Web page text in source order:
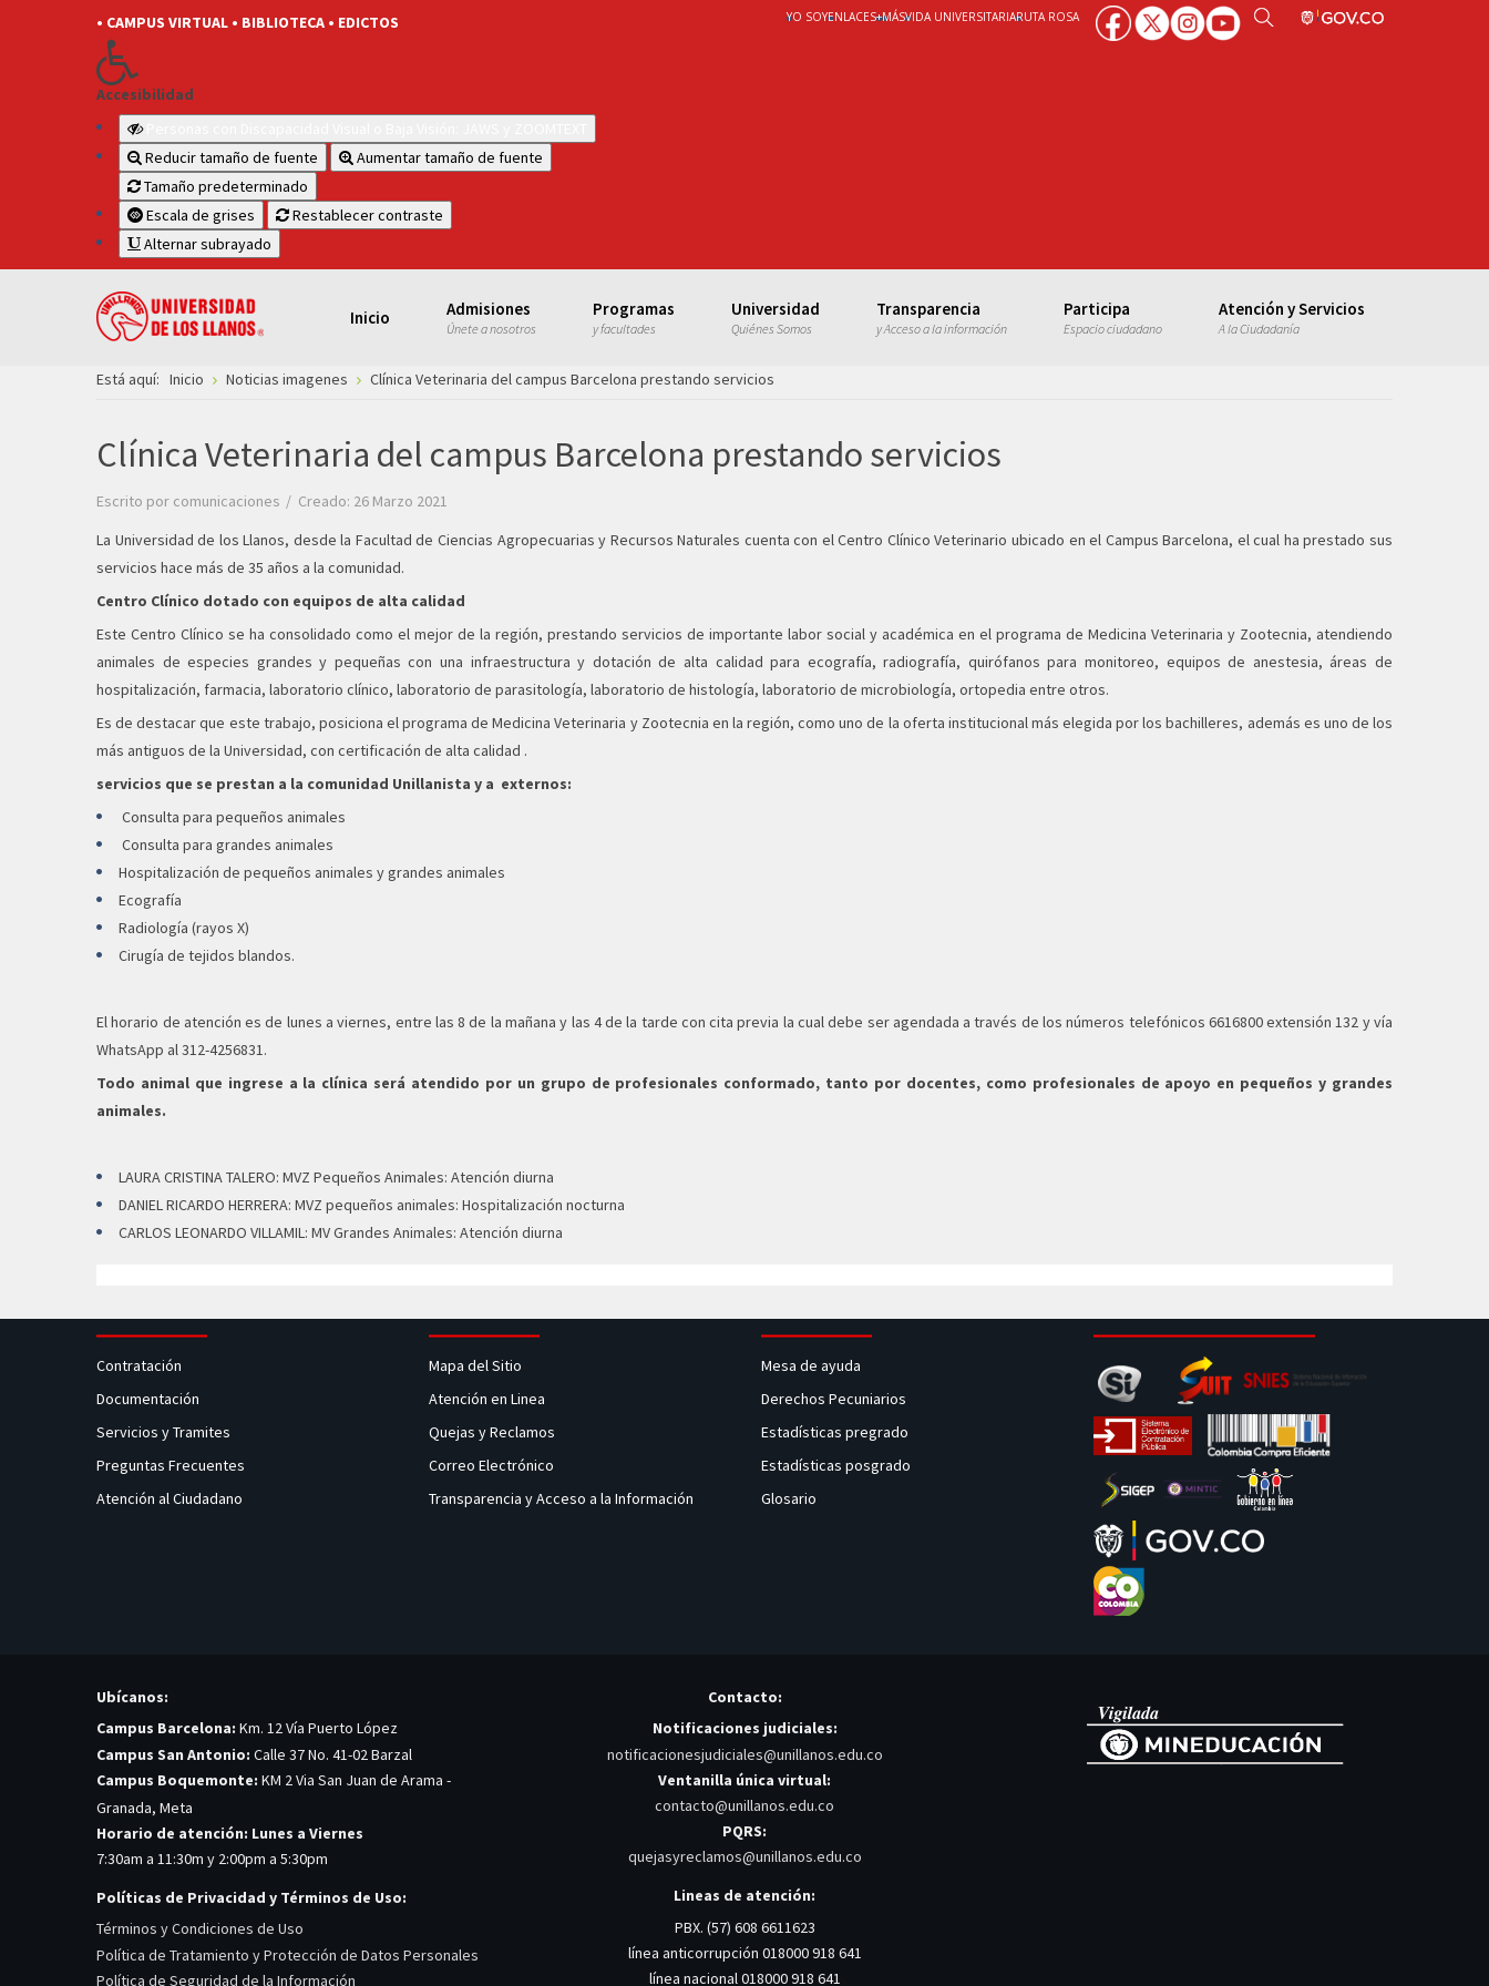
• CAMPUS VIRTUAL • BIBLIOTECA • EDICTOS
Accesibilidad
Reducir tamaño de fuente
Aumentar tamaño de fuente
Tamaño predeterminado
Escala de grises
Restablecer contraste
Alternar subrayado
YO SOYENLACES+MÁSVIDA UNIVERSITARIARUTA ROSA
Inicio Admisiones
Únete a nosotros
Programas
y facultades
Universidad
Quiénes Somos
Transparencia
y Acceso a la información
Participa
Espacio ciudadano
Atención y Servicios
A la Ciudadanía
Está aquí: Inicio Noticias imagenes Clínica Veterinaria del campus Barcelona prestando servicios
Clínica Veterinaria del campus Barcelona prestando servicios
Escrito por comunicaciones
Creado: 26 Marzo 2021
La Universidad de los Llanos, desde la Facultad de Ciencias Agropecuarias y Recursos Naturales cuenta con el Centro Clínico Veterinario ubicado en el Campus Barcelona, el cual ha prestado sus
servicios hace más de 35 años a la comunidad.
Centro Clínico dotado con equipos de alta calidad
Este Centro Clínico se ha consolidado como el mejor de la región, prestando servicios de importante labor social y académica en el programa de Medicina Veterinaria y Zootecnia, atendiendo
animales de especies grandes y pequeñas con una infraestructura y dotación de alta calidad para ecografía, radiografía, quirófanos para monitoreo, equipos de anestesia, áreas de
hospitalización, farmacia, laboratorio clínico, laboratorio de parasitología, laboratorio de histología, laboratorio de microbiología, ortopedia entre otros.
Es de destacar que este trabajo, posiciona el programa de Medicina Veterinaria y Zootecnia en la región, como uno de la oferta institucional más elegida por los bachilleres, además es uno de los
más antiguos de la Universidad, con certificación de alta calidad .
servicios que se prestan a la comunidad Unillanista y a externos:
Consulta para pequeños animales
Consulta para grandes animales
Hospitalización de pequeños animales y grandes animales
Ecografía
Radiología (rayos X)
Cirugía de tejidos blandos.
El horario de atención es de lunes a viernes, entre las 8 de la mañana y las 4 de la tarde con cita previa la cual debe ser agendada a través de los números telefónicos 6616800 extensión 132 y vía
WhatsApp al 312-4256831.
Todo animal que ingrese a la clínica será atendido por un grupo de profesionales conformado, tanto por docentes, como profesionales de apoyo en pequeños y grandes
animales.
LAURA CRISTINA TALERO: MVZ Pequeños Animales: Atención diurna
DANIEL RICARDO HERRERA: MVZ pequeños animales: Hospitalización nocturna
CARLOS LEONARDO VILLAMIL: MV Grandes Animales: Atención diurna
Contratación
Documentación
Servicios y Tramites
Preguntas Frecuentes
Atención al Ciudadano
Mapa del Sitio
Atención en Linea
Quejas y Reclamos
Correo Electrónico
Transparencia y Acceso a la Información
Mesa de ayuda
Derechos Pecuniarios
Estadísticas pregrado
Estadísticas posgrado
Glosario
Ubícanos:
Campus Barcelona: Km. 12 Vía Puerto López
Campus San Antonio: Calle 37 No. 41-02 Barzal
Campus Boquemonte: KM 2 Via San Juan de Arama -
Granada, Meta
Horario de atención: Lunes a Viernes
7:30am a 11:30m y 2:00pm a 5:30pm
Políticas de Privacidad y Términos de Uso:
Términos y Condiciones de Uso
Política de Tratamiento y Protección de Datos Personales
Política de Seguridad de la Información
Contacto:
Notificaciones judiciales:
notificacionesjudiciales@unillanos.edu.co
Ventanilla única virtual:
contacto@unillanos.edu.co
PQRS:
quejasyreclamos@unillanos.edu.co
Lineas de atención:
PBX. (57) 608 6611623
línea anticorrupción 018000 918 641
línea nacional 018000 918 641